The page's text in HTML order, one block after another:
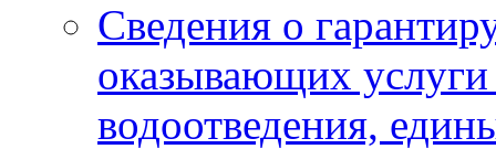
Сведения о
оказывающих
водоотведения,